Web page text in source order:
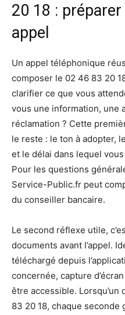
20 18 :
appel
Un appel téléphonique
composer le 02 46 83 20
clarifier ce que vous
vous une information, une
réclamation ? Cette
le reste : le ton à adopter,
et le délai dans lequel
Pour les questions
Service-Public.fr peut
du conseiller bancaire.
Le second réflexe utile,
documents avant l’appel.
téléchargé depuis
concernée, capture
être accessible.
83 20 18, chaque seconde